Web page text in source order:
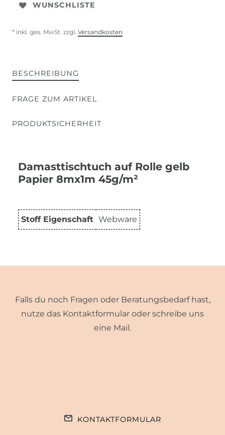
WUNSCHLISTE
* inkl. ges. MwSt. zzgl. Versandkosten
BESCHREIBUNG
FRAGE ZUM ARTIKEL
PRODUKTSICHERHEIT
Damasttischtuch auf Rolle gelb
Papier 8mx1m 45g/m²
Stoff Eigenschaft Webware
Falls du noch Fragen oder Beratungsbedarf hast,
nutze das Kontaktformular oder schreibe uns
eine Mail.
KONTAKTFORMULAR